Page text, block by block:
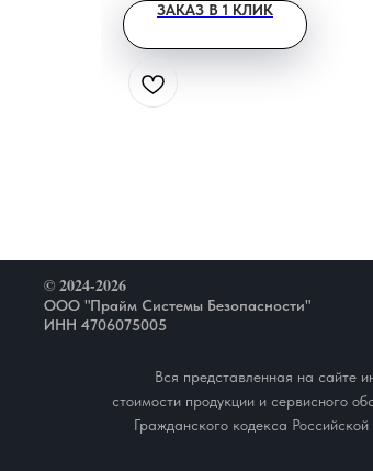
ЗАКАЗ В 1 КЛИК
© 2024-2026
ООО "Прайм Системы Безопасности"
ИНН 4706075005
Вся представленная на сайте
стоимости продукции и сервисного
Гражданского кодекса